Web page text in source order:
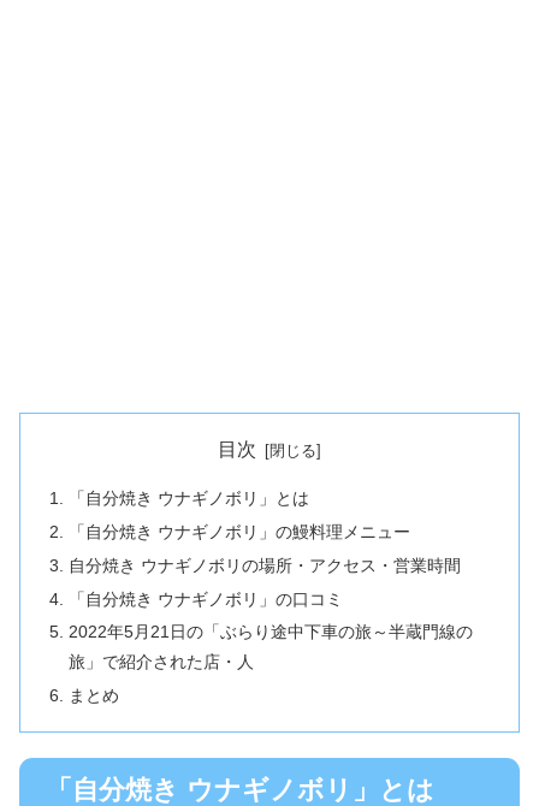
目次
「自分焼き ウナギノボリ」とは
「自分焼き ウナギノボリ」の鰻料理メニュー
自分焼き ウナギノボリの場所・アクセス・営業時間
「自分焼き ウナギノボリ」の口コミ
2022年5月21日の「ぶらり途中下車の旅～半蔵門線の
旅」で紹介された店・人
まとめ
「自分焼き ウナギノボリ」とは